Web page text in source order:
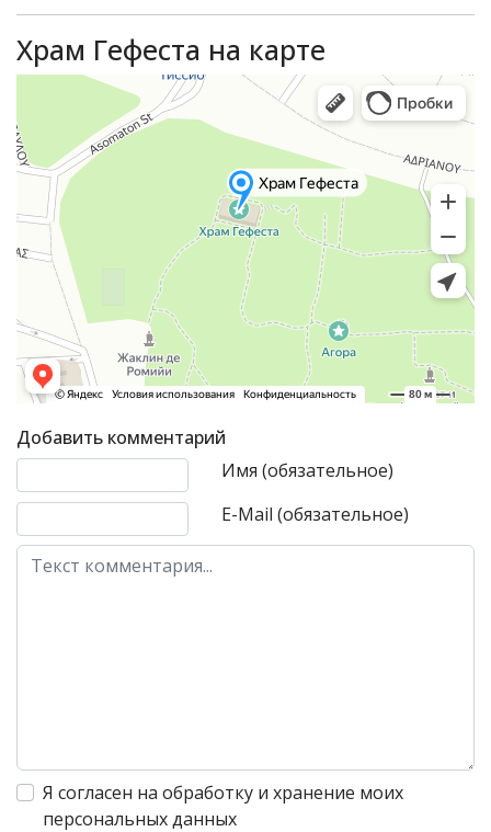
Храм Гефеста на карте
Добавить комментарий
Имя (обязательное)
E-Mail (обязательное)
Текст комментария
Я согласен на обработку и хранение моих
персональных данных